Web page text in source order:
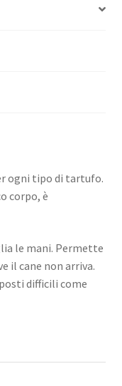
ogni tipo di tartufo.
corpo, è
le mani. Permette
il cane non arriva.
difficili come